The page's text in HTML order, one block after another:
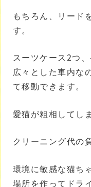
もちろん、リード
す。
スーツケース2つ
広々とした車内な
て移動できます。
愛猫が粗相してし
クリーニング代の
環境に敏感な猫ち
場所を作ってドラ